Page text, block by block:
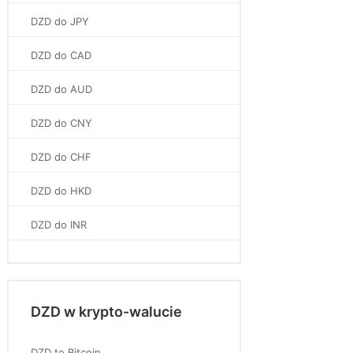
DZD do JPY
DZD do CAD
DZD do AUD
DZD do CNY
DZD do CHF
DZD do HKD
DZD do INR
DZD w krypto-walucie